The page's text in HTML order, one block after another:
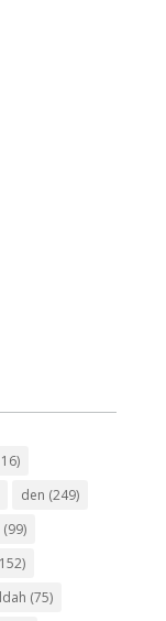
den (249)
(99)
(75)